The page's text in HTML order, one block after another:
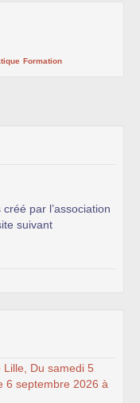
Formation
par l’association
suivant
Du samedi 5
6 septembre 2026 à